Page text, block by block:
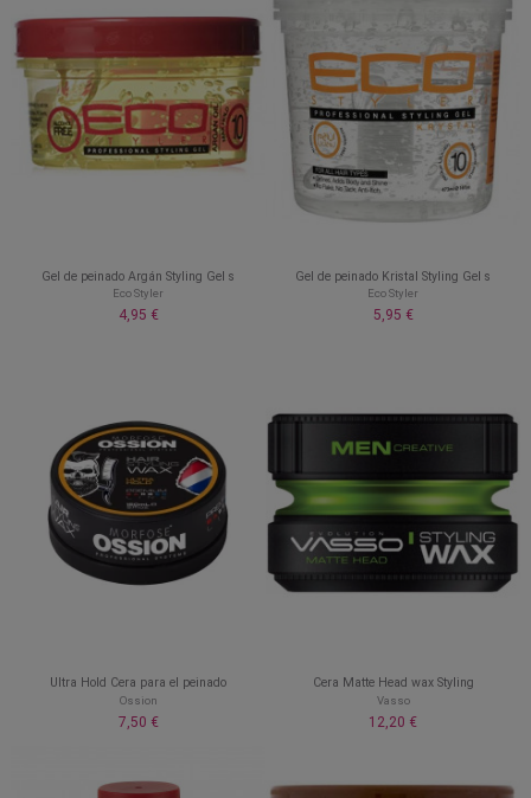
Gel de peinado Argán Styling Gel s
Eco Styler
4,95 €
Gel de peinado Kristal Styling Gel s
Eco Styler
5,95 €
Ultra Hold Cera para el peinado
Ossion
7,50 €
Cera Matte Head wax Styling
Vasso
12,20 €